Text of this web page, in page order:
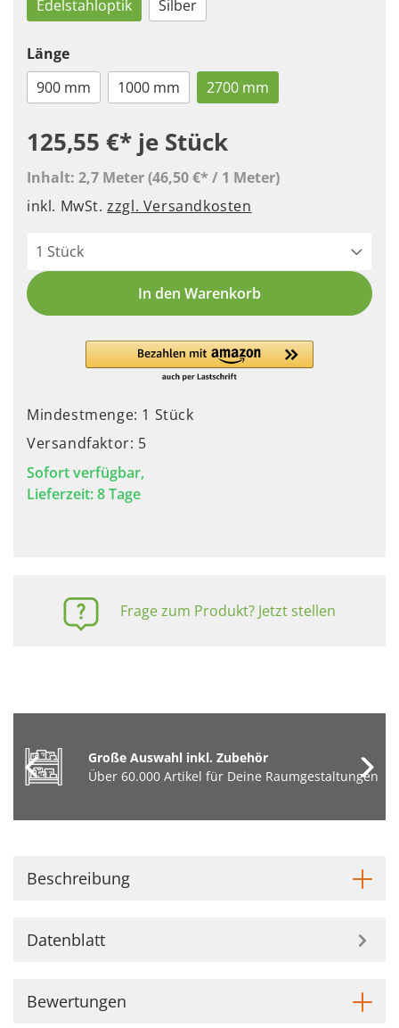
Edelstahloptik
Silber
Länge
900 mm
1000 mm 2700 mm
125,55 €* je Stück
Inhalt: 2,7 Meter(46,50 €* / 1 Meter)
inkl. MwSt.zzgl. Versandkosten
In den Warenkorb
Mindestmenge: 1 Stück
Versandfaktor: 5
Sofort verfügbar,
Lieferzeit: 8 Tage
Frage zum Produkt? Jetzt stellen
Große Auswahl inkl. Zubehör
Über 60.000 Artikel für Deine Raumgestaltungen
Beschreibung
Datenblatt
Bewertungen